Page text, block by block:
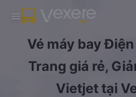
Tải app Vexere ngay!
Nhận ưu đãi thành viên
Tải app Vexere
-30k/ghế khi đặt vé máy
Vé máy bay
Trang giá rẻ,
Vietjet tại